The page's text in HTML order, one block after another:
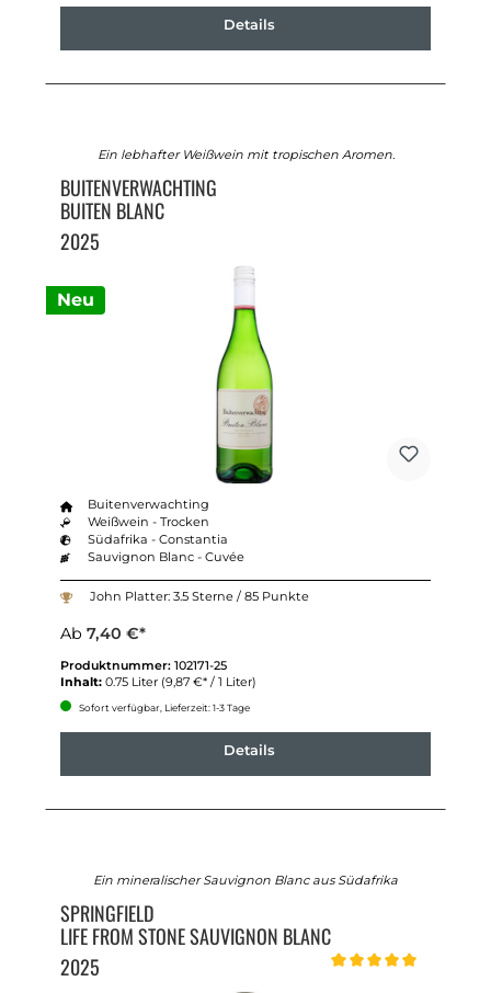
Details
Neu
Ein lebhafter Weißwein mit tropischen Aromen.
BUITENVERWACHTING
BUITEN BLANC
2025
Buitenverwachting
Weißwein - Trocken
Südafrika - Constantia
Sauvignon Blanc - Cuvée
John Platter: 3.5 Sterne / 85 Punkte
Ab 7,40 €*
Produktnummer: 102171-25
Inhalt: 0.75 Liter (9,87 €* / 1 Liter)
Sofort verfügbar, Lieferzeit: 1-3 Tage
Details
Ein mineralischer Sauvignon Blanc aus Südafrika
SPRINGFIELD
LIFE FROM STONE SAUVIGNON BLANC
2025